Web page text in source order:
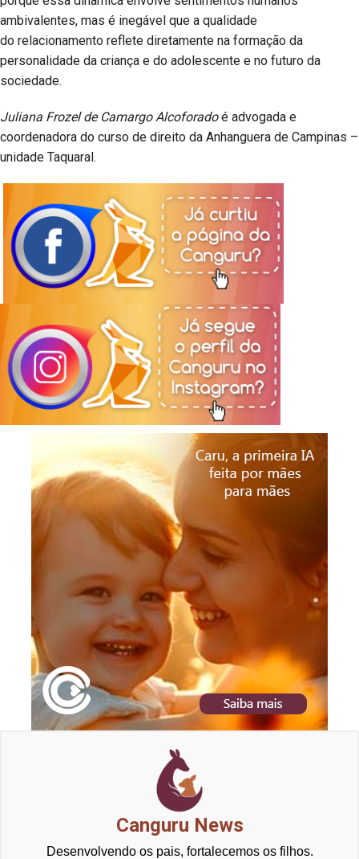
ambivalentes, mas é inegável que a qualidade
do relacionamento reflete diretamente na formação da
personalidade da criança e do adolescente e no futuro da
sociedade.
Juliana Frozel de Camargo Alcoforadoé advogada e
coordenadora do curso de direito da Anhanguera de Campinas –
unidade Taquaral.
Canguru News
Desenvolvendo os pais, fortalecemos os filhos.